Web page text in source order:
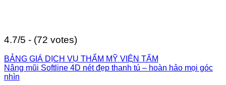
4.7/5 - (72 votes)
BẢNG GIÁ DỊCH VỤ THẨM MỸ VIỆN TẤM
Nâng mũi Softline 4D nét đẹp thanh tú – hoàn hảo mọi góc
nhìn